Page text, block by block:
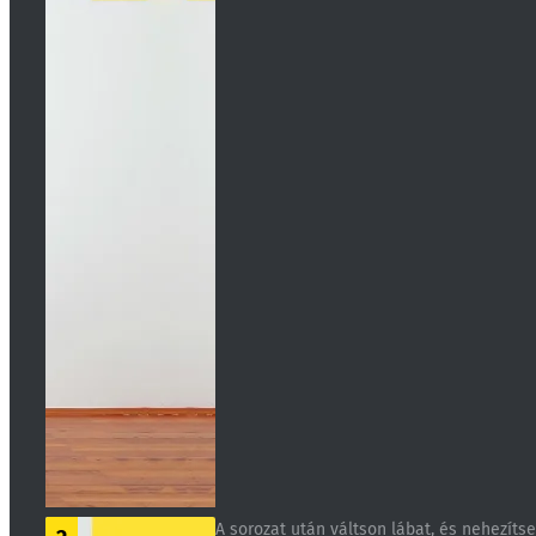
A sorozat után váltson lábat, és